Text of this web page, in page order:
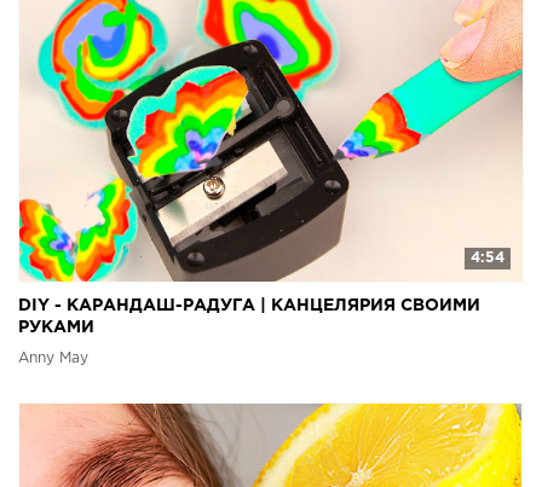
4:54
DIY - КАРАНДАШ-РАДУГА | КАНЦЕЛЯРИЯ СВОИМИ
РУКАМИ
Anny May